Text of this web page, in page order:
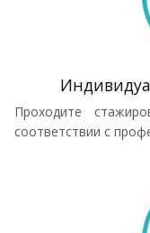
Проходите
соответствии с